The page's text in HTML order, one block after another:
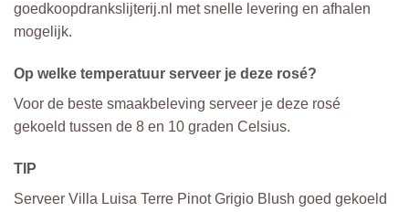
goedkoopdrankslijterij.nl met snelle levering en afhalen
mogelijk.
Op welke temperatuur serveer je deze rosé?
Voor de beste smaakbeleving serveer je deze rosé
gekoeld tussen de 8 en 10 graden Celsius.
TIP
Serveer Villa Luisa Terre Pinot Grigio Blush goed gekoeld